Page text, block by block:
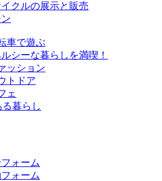
クルの展示と販売
車で遊ぶ
シーな暮らしを満喫！
ッション
トドア
ェ
暮らし
ォーム
ォーム